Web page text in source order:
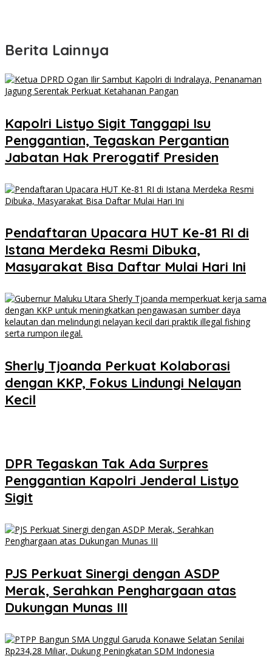
Berita Lainnya
Kapolri Listyo Sigit Tanggapi Isu
Penggantian, Tegaskan Pergantian
Jabatan Hak Prerogatif Presiden
Pendaftaran Upacara HUT Ke-81 RI di
Istana Merdeka Resmi Dibuka,
Masyarakat Bisa Daftar Mulai Hari Ini
Sherly Tjoanda Perkuat Kolaborasi
dengan KKP, Fokus Lindungi Nelayan
Kecil
DPR Tegaskan Tak Ada Surpres
Penggantian Kapolri Jenderal Listyo
Sigit
PJS Perkuat Sinergi dengan ASDP
Merak, Serahkan Penghargaan atas
Dukungan Munas III